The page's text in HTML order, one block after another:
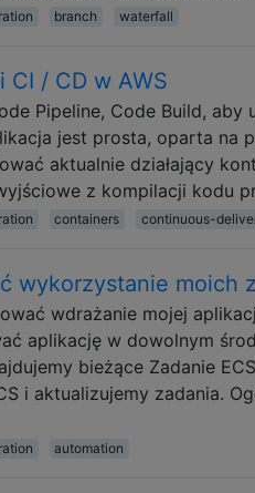
branch waterfall
CI / CD w AWS
Pipeline, Code Build,
jest prosta, oparta na
aktualnie działający
z kompilacji kodu
containers continuous-
wykorzystanie moich
wdrażanie mojej
aplikację w dowolnym
bieżące Zadanie
i aktualizujemy zadania.
automation